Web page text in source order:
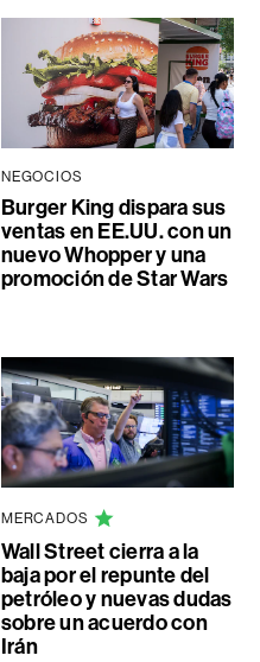
NEGOCIOS
Burger King dispara sus
ventas en EE.UU. con un
nuevo Whopper y una
promoción de Star Wars
MERCADOS
Wall Street cierra a la
baja por el repunte del
petróleo y nuevas dudas
sobre un acuerdo con
Irán